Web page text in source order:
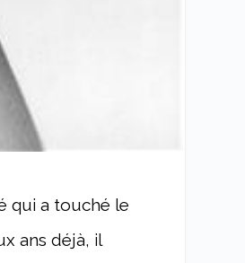
qui a touché le
ans déjà, il